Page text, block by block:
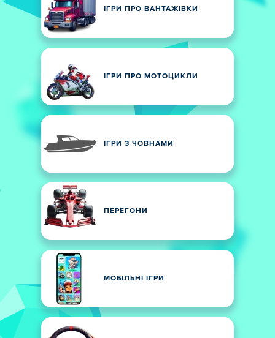
ІГРИ ПРО ВАНТАЖІВКИ
ІГРИ ПРО МОТОЦИКЛИ
ІГРИ З ЧОВНАМИ
ПЕРЕГОНИ
МОБІЛЬНІ ІГРИ